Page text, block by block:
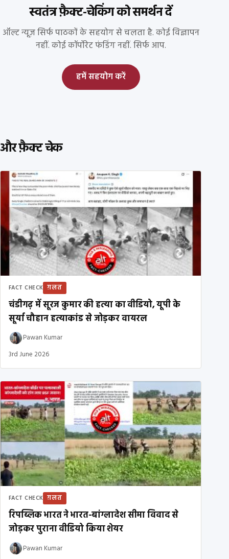
स्वतंत्र फ़ैक्ट-चेकिंग को समर्थन दें
ऑल्ट न्यूज़ सिर्फ पाठकों के सहयोग से चलता है. कोई विज्ञापन
नहीं. कोई कॉर्पोरेट फंडिंग नहीं. सिर्फ आप.
हमें सहयोग करें
और फ़ैक्ट चेक
FACT CHECK ग़लत
चंडीगढ़ में सूरज कुमार की हत्या का वीडियो, यूपी के
सूर्या चौहान हत्याकांड से जोड़कर वायरल
Pawan Kumar
3rd June 2026
FACT CHECK ग़लत
रिपब्लिक भारत ने भारत-बांग्लादेश सीमा विवाद से
जोड़कर पुराना वीडियो किया शेयर
Pawan Kumar